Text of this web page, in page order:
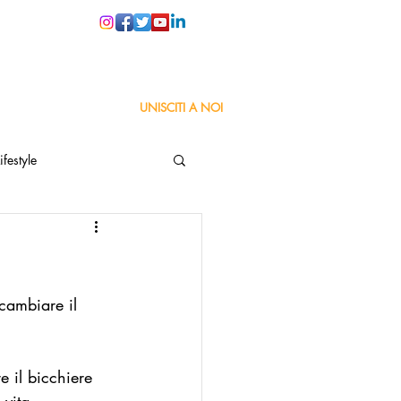
UNISCITI A NOI
Orgoglio Italiano
Pensiero positivo
Goodnews
il
il bicchiere